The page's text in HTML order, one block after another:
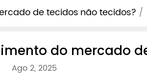
de tecidos não tecidos?
do mercado
Ago 2, 2025